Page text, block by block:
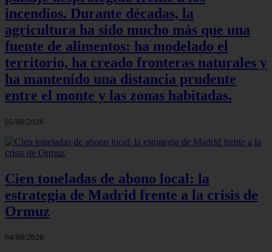
incendios. Durante décadas, la
agricultura ha sido mucho más que una
fuente de alimentos: ha modelado el
territorio, ha creado fronteras naturales y
ha mantenido una distancia prudente
entre el monte y las zonas habitadas.
05/08/2026
Cien toneladas de abono local: la
estrategia de Madrid frente a la crisis de
Ormuz
04/08/2026